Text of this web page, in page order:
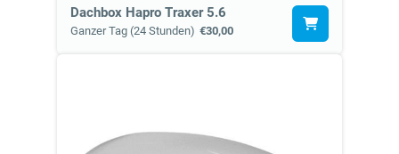
Dachbox Hapro Traxer 5.6
Ganzer Tag (24 Stunden) €30,00